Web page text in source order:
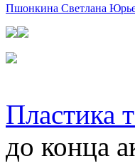
Пшонкина Светлана
Пластика
до конца